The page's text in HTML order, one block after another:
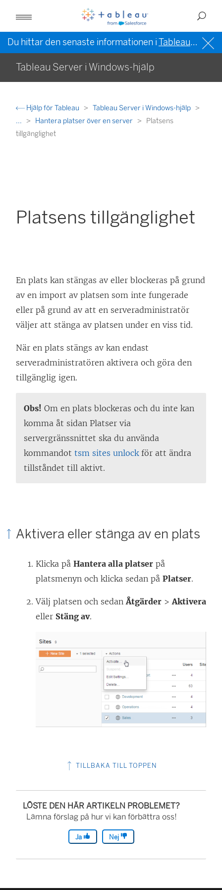
Du hittar den senaste informationen iTableau-hjälpen på engelska (USA)
Tableau Server i Windows-hjälp
Hjälp för Tableau
Tableau Server i Windows-hjälp
...
Hantera platser över en server
Platsens
tillgänglighet
Platsens tillgänglighet
En plats kan stängas av eller blockeras på grund
av en import av platsen som inte fungerade
eller på grund av att en serveradministratör
väljer att stänga av platsen under en viss tid.
När en plats stängs av kan endast
serveradministratören aktivera och göra den
tillgänglig igen.
Obs! Om en plats blockeras och du inte kan
komma åt sidan Platser via
servergränssnittet ska du använda
kommandot tsm sites unlockför att ändra
tillståndet till aktivt.
Aktivera eller stänga av en plats
Klicka på Hantera alla platser på
platsmenyn och klicka sedan på Platser.
Välj platsen och sedanÅtgärder >Aktivera
eller Stäng av.
TILLBAKA TILL TOPPEN
LÖSTE DEN HÄR ARTIKELN PROBLEMET?
Lämna förslag på hur vi kan förbättra oss!
Ja Nej